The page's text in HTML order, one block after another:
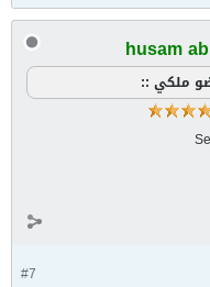
husam
ملكي ::
#7